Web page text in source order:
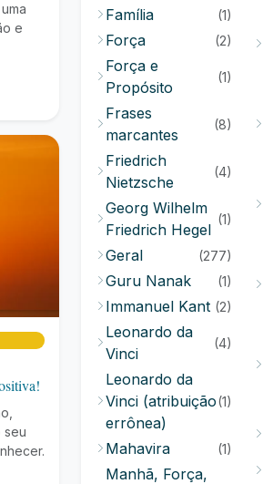
e
seu
Família (1)
Força (2)
Força e
Propósito
(1)
Frases
marcantes
(8)
Friedrich
Nietzsche
(4)
Georg Wilhelm
Friedrich Hegel
(1)
Geral (277)
Guru Nanak (1)
Immanuel Kant (2)
Leonardo da
Vinci
(4)
Leonardo da
Vinci (atribuição
errônea)
(1)
Mahavira (1)
Manhã, Força,